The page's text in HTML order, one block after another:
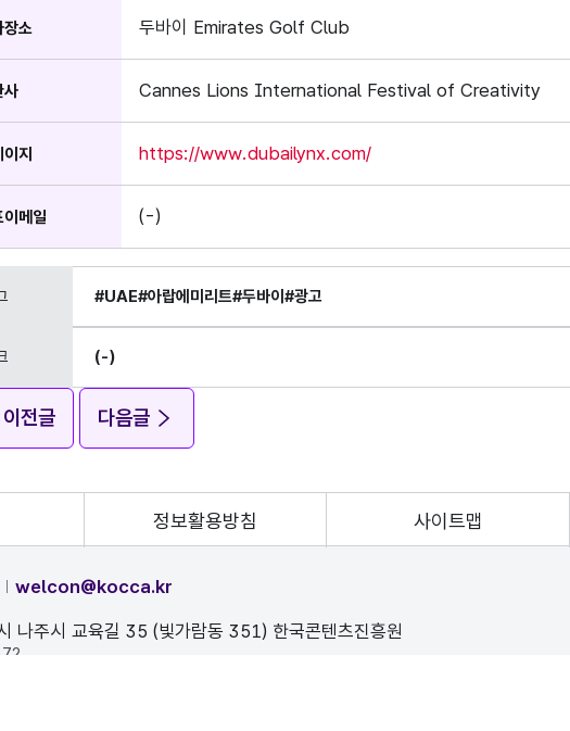
장소 두바이 Emirates Golf Club
사 Cannes Lions International Festival of Creativity
지 https://www.dubailynx.com/
이메일 (-)
#UAE#아랍에미리트#두바이#광고
(-)
이전글 다음글
정보활용방침 사이트맵
welcon@kocca.kr
나주시 교육길 35 (빛가람동 351) 한국콘텐츠진흥원